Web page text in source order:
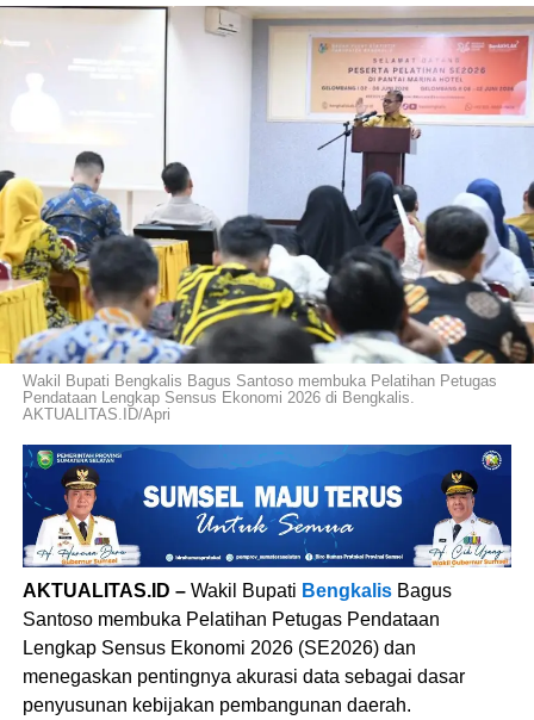
Wakil Bupati Bengkalis Bagus Santoso membuka Pelatihan Petugas
Pendataan Lengkap Sensus Ekonomi 2026 di Bengkalis.
AKTUALITAS.ID/Apri
AKTUALITAS.ID – Wakil Bupati BengkalisBagus
Santoso membuka Pelatihan Petugas Pendataan
Lengkap Sensus Ekonomi 2026 (SE2026) dan
menegaskan pentingnya akurasi data sebagai dasar
penyusunan kebijakan pembangunan daerah.